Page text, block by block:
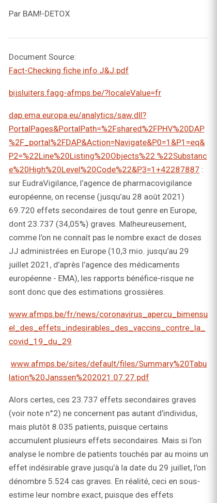
Par BAM!-DETOX
Document Source:
Fact-Checking fiche info J&J.pdf
bijsluiters.fagg-afmps.be/?localeValue=fr
dap.ema.europa.eu/analytics/saw.dll?
PortalPages&PortalPath=%2Fshared%2FPHV%20DAP
%2F_portal%2FDAP&Action=Navigate&P0=1&P1=eq&
P2=%22Line%20Listing%20Objects%22.%22Substanc
e%20High%20Level%20Code%22&P3=1+42287887 :
sur EudraVigilance, l’agence de pharmacovigilance
européenne, on recense (jusqu’au 28 août 2021)
69.720 effets secondaires de tout genre en Europe,
dont 23.737 (34,05%) graves. Malheureusement,
comme l’on ne connaît pas le nombre exact de doses
JJ administrées en Europe (10,3 mio. jusqu’au 29
juillet 2021, d’après l’agence des médicaments
européenne - EMA), les rapports bénéfice-risque ne
sont donc que des estimations grossières.
www.afmps.be/fr/news/coronavirus_apercu_bimensu
el_des_effets_indesirables_des_vaccins_contre_la_
covid_19_du_29
www.afmps.be/sites/default/files/Summary%20Tabu
lation%20Janssen%202021.07.27.pdf
Alors certes, ces 23.737 effets secondaires graves
(voir note n°2) ne concernent pas autant d’individus,
mais plutôt 8.035 patients, puisque certains
accumulent plusieurs effets secondaires. Mais si l’on
analyse le nombre de patients touchés par au moins un
effet indésirable grave jusqu’à la date du 29 juillet, l’on
dénombre 5.524 cas graves. En réalité, ceci en sous-
estime leur nombre exact, puisque des effets